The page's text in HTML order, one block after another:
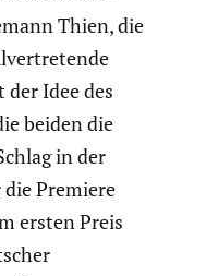
Thien, die
Idee des
beiden die
in der
Premiere
ersten Preis